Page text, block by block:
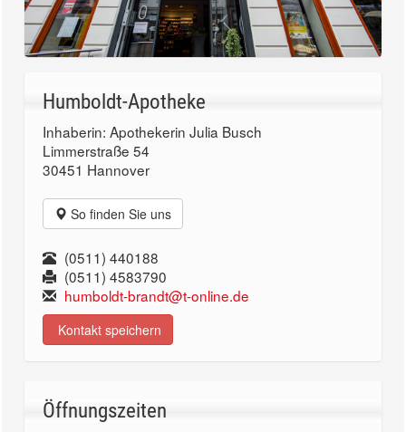
Humboldt-Apotheke
Inhaberin: Apothekerin Julia Busch
Limmerstraße 54
30451 Hannover
So finden Sie uns
(0511) 440188
(0511) 4583790
humboldt-brandt@t-online.de
Kontakt speichern
Öffnungszeiten